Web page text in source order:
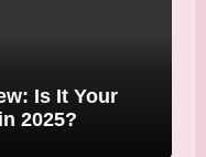
Is It Your
2025?